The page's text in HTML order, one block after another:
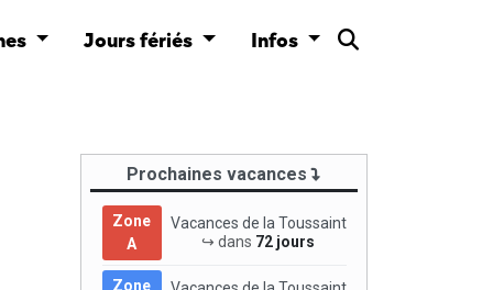
Jours fériés Infos
Prochaines vacances
Zone
A
Vacances de la Toussaint
↪ dans 72 jours
Zone